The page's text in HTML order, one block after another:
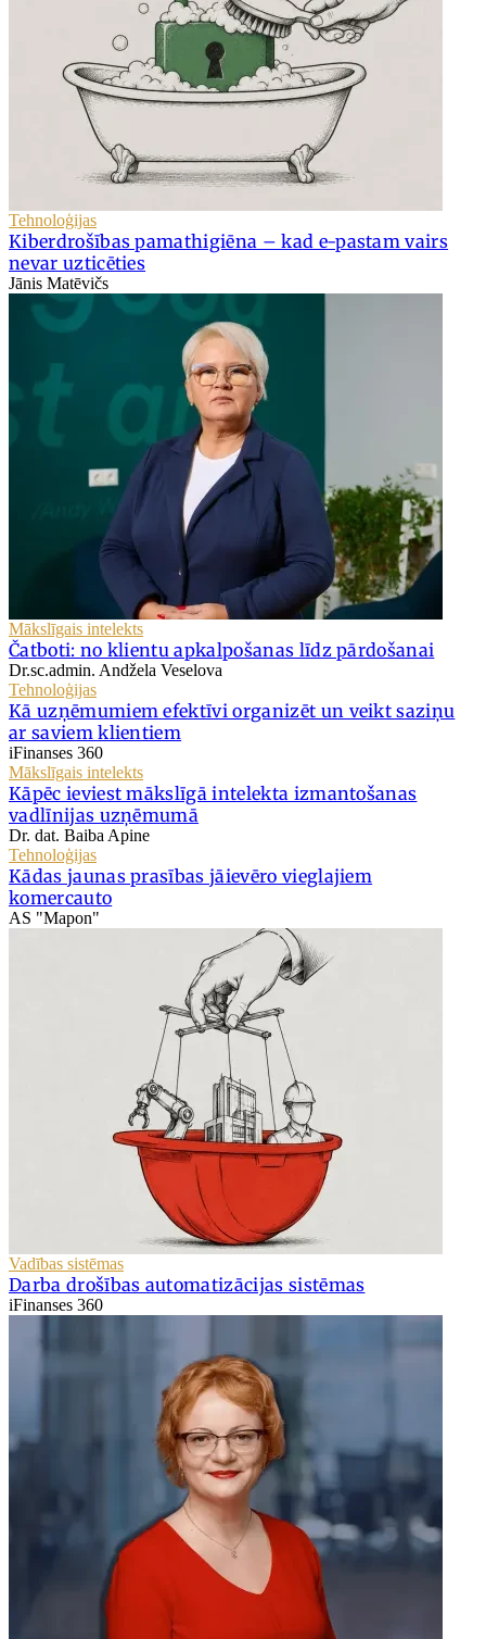
Tehnoloģijas
Kiberdrošības pamathigiēna – kad e-pastam vairs
nevar uzticēties
Jānis Matēvičs
Mākslīgais intelekts
Čatboti: no klientu apkalpošanas līdz pārdošanai
Dr.sc.admin. Andžela Veselova
Tehnoloģijas
Kā uzņēmumiem efektīvi organizēt un veikt saziņu
ar saviem klientiem
iFinanses 360
Mākslīgais intelekts
Kāpēc ieviest mākslīgā intelekta izmantošanas
vadlīnijas uzņēmumā
Dr. dat. Baiba Apine
Tehnoloģijas
Kādas jaunas prasības jāievēro vieglajiem
komercauto
AS "Mapon"
Vadības sistēmas
Darba drošības automatizācijas sistēmas
iFinanses 360